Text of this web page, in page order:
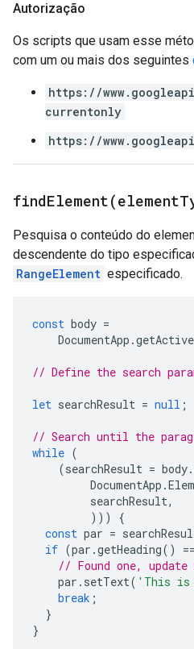
Autorização
Os scripts que usam esse
com um ou mais dos seguintes
https://
currentonly
https://
findElement(element
Pesquisa o conteúdo do
descendente do tipo
RangeElement especificado.
const body =
DocumentApp .
// Define the search
let searchResult = null ;
// Search until the
while (
(searchResult = body.
DocumentApp .
searchResult,
)))
{
const par =
if (par .getHeading()
// Found one, update
par . setText( 'This is
break ;
}
}